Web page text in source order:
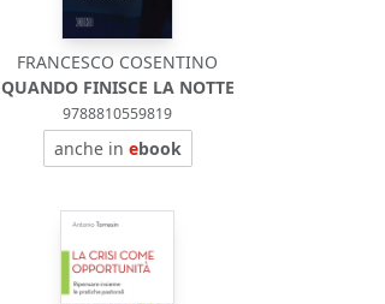
FRANCESCO COSENTINO
QUANDO FINISCE LA NOTTE
9788810559819
anche in ebook